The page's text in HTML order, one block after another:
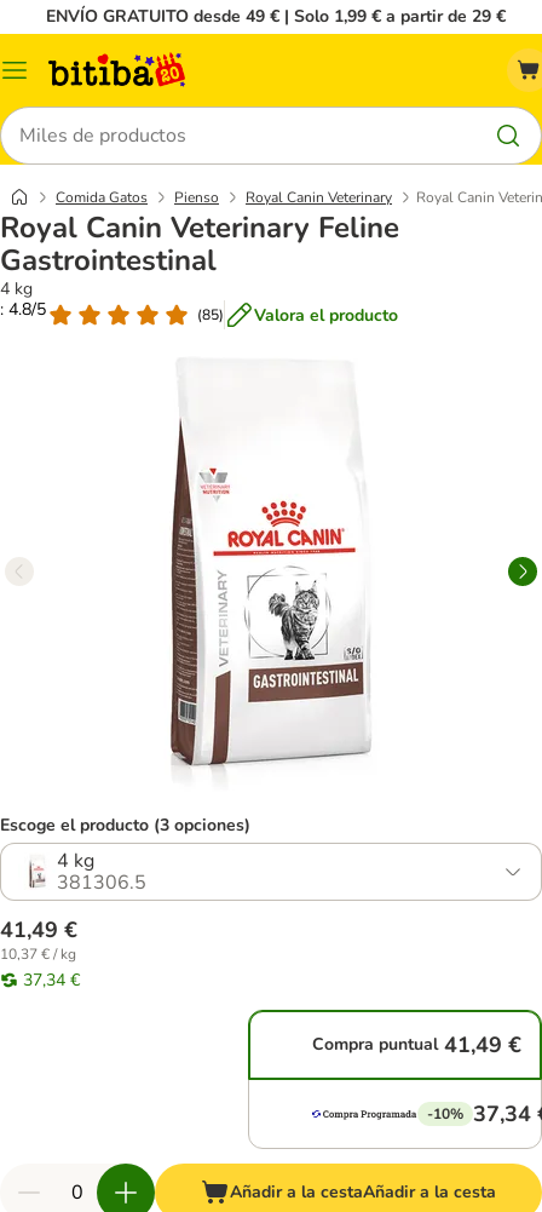
ENVÍO GRATUITO desde 49 € | Solo 1,99 € a partir de 29 €
Menú
Buscar
Comida Gatos Pienso Royal Canin Veterinary Royal Canin
Royal Canin Veterinary Feline
Gastrointestinal
4 kg
: 4.8/5
(85) Valora el producto
Escoge el producto (3 opciones)
4 kg
381306.5
41,49 €
10,37 € / kg
37,34 €
Compra puntual 41,49 €
-10% 37,34
Añadir a la cestaAñadir a la cesta